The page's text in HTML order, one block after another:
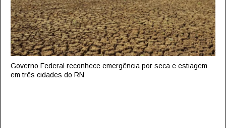
Governo Federal reconhece emergência por seca e estiagem
em três cidades do RN